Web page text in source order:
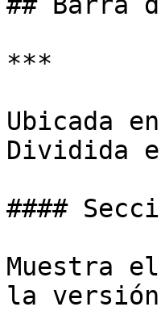
***
Ubicada
Dividida
####
Muestra
la